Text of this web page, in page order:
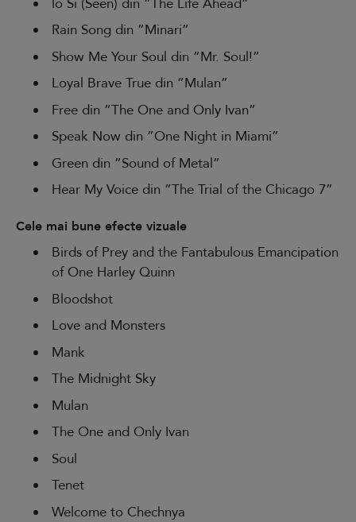
Rain Song din ”Minari”
Show Me Your Soul din ”Mr. Soul!”
Loyal Brave True din ”Mulan”
Free din ”The One and Only Ivan”
Speak Now din ”One Night in Miami”
Green din ”Sound of Metal”
Hear My Voice din ”The Trial of the Chicago 7”
Cele mai bune efecte vizuale
Birds of Prey and the Fantabulous Emancipation
of One Harley Quinn
Bloodshot
Love and Monsters
Mank
The Midnight Sky
Mulan
The One and Only Ivan
Soul
Tenet
Welcome to Chechnya